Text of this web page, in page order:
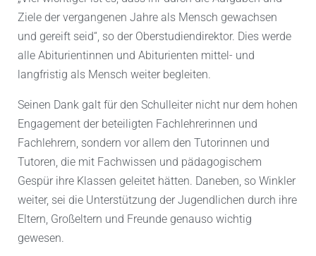
Ziele der vergangenen Jahre als Mensch gewachsen
und gereift seid“, so der Oberstudiendirektor. Dies werde
alle Abiturientinnen und Abiturienten mittel- und
langfristig als Mensch weiter begleiten.
Seinen Dank galt für den Schulleiter nicht nur dem hohen
Engagement der beteiligten Fachlehrerinnen und
Fachlehrern, sondern vor allem den Tutorinnen und
Tutoren, die mit Fachwissen und pädagogischem
Gespür ihre Klassen geleitet hätten. Daneben, so Winkler
weiter, sei die Unterstützung der Jugendlichen durch ihre
Eltern, Großeltern und Freunde genauso wichtig
gewesen.